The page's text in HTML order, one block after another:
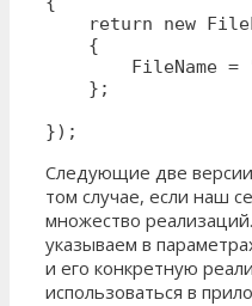
return new
    {
FileName =
    };
});
Следующие две
том случае, если наш
множество
указываем в
и его конкретную
использоваться в